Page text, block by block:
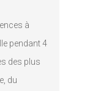
à
pendant 4
des plus
du